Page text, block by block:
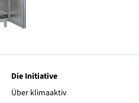
Die Initiative
Über klimaaktiv